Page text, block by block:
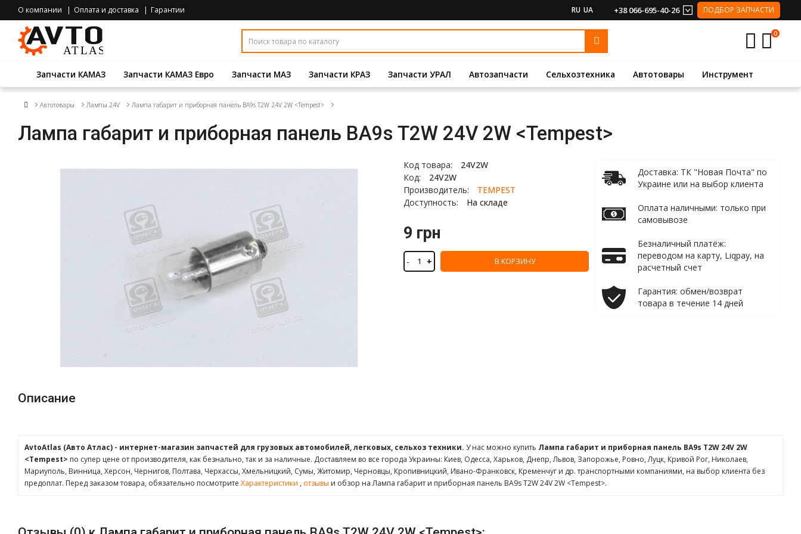
О компании Оплата и доставка Гарантии RU UA +38 066-695-40-26 ПОДБОР ЗАПЧАСТИ
0
Запчасти КАМАЗ Запчасти КАМАЗ Евро Запчасти МАЗ Запчасти КРАЗ Запчасти УРАЛ Автозапчасти Сельхозтехника Автотовары Инструмент
Автотовары Лампы 24V Лампа габарит и приборная панель BA9s T2W 24V 2W <Tempest>
Лампа габарит и приборная панель BA9s T2W 24V 2W <Tempest>
Код товара:
24V2W
Код:
24V2W
Производитель:
TEMPEST
Доступность:
На складе
9 грн
- + В КОРЗИНУ
Доставка: ТК "Новая Почта" по
Украине или на выбор клиента
Оплата наличными: только при
самовывозе
Безналичный платёж:
переводом на карту, Liqpay, на
расчетный счет
Гарантия: обмен/возврат
товара в течение 14 дней
Описание
AvtoAtlas (Авто Атлас) - интернет-магазин запчастей для грузовых автомобилей, легковых, сельхоз техники. У нас можно купить Лампа габарит и приборная панель BA9s T2W 24V 2W
<Tempest> по супер цене от производителя, как безнально, так и за наличные. Доставляем во все города Украины: Киев, Одесса, Харьков, Днепр, Львов, Запорожье, Ровно, Луцк, Кривой Рог, Николаев,
Мариуполь, Винница, Херсон, Чернигов, Полтава, Черкассы, Хмельницкий, Сумы, Житомир, Черновцы, Кропивницкий, Ивано-Франковск, Кременчуг и др. транспортными компаниями, на выбор клиента без
предоплат. Перед заказом товара, обязательно посмотрите Характеристики , отзывы и обзор на Лампа габарит и приборная панель BA9s T2W 24V 2W <Tempest>.